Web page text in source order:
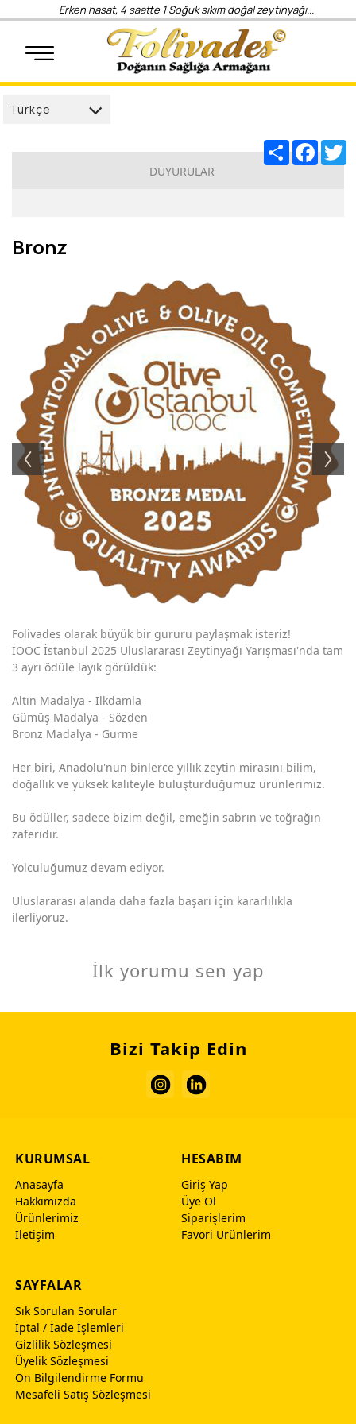
DUYURULAR
Gümüş
Bronz
Folivades olarak büyük bir gururu paylaşmak isteriz!
IOOC İstanbul 2025 Uluslararası Zeytinyağı Yarışması'nda tam
3 ayrı ödüle layık görüldük:
Altın Madalya - İlkdamla
Gümüş Madalya - Sözden
Bronz Madalya - Gurme
Her biri, Anadolu'nun binlerce yıllık zeytin mirasını bilim,
doğallık ve yüksek kaliteyle buluşturduğumuz ürünlerimiz.
Bu ödüller, sadece bizim değil, emeğin sabrın ve toğrağın
zaferidir.
Yolculuğumuz devam ediyor.
Uluslararası alanda daha fazla başarı için kararlılıkla
ilerliyoruz.
İlk yorumu sen yap
Share
Erken hasat, 4 saatte 1 Soğuk sıkım doğal zeytinyağı...
Türkçe
Bizi Takip Edin
KURUMSAL
Anasayfa
Hakkımızda
Ürünlerimiz
İletişim
HESABIM
Giriş Yap
Üye Ol
Siparişlerim
Favori Ürünlerim
SAYFALAR
Sık Sorulan Sorular
İptal / İade İşlemleri
Gizlilik Sözleşmesi
Üyelik Sözleşmesi
Ön Bilgilendirme Formu
Mesafeli Satış Sözleşmesi